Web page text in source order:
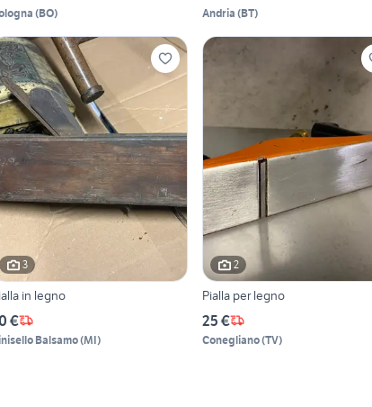
(BO) Andria (BT)
3
in legno
€
Balsamo(MI)
2
Pialla per legno
25 €
Conegliano(TV)